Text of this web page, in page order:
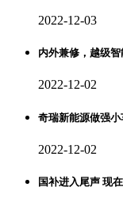
2022-12-03
内外兼修，越级
2022-12-02
奇瑞新能源做强
2022-12-02
国补进入尾声 现